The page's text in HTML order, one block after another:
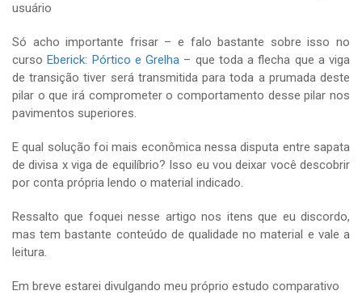
usuário
Só acho importante frisar – e falo bastante sobre isso no
cursoEberick: Pórtico e Grelha – que toda a flecha que a viga
de transição tiver será transmitida para toda a prumada deste
pilar o que irá comprometer o comportamento desse pilar nos
pavimentos superiores.
E qual solução foi mais econômica nessa disputa entre sapata
de divisa x viga de equilíbrio? Isso eu vou deixar você descobrir
por conta própria lendo o material indicado.
Ressalto que foquei nesse artigo nos itens que eu discordo,
mas tem bastante conteúdo de qualidade no material e vale a
leitura.
Em breve estarei divulgando meu próprio estudo comparativo